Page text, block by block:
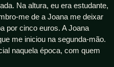
Na altura, eu era estudante,
me de a Joana me deixar
por cinco euros. A Joana
me iniciou na segunda-mão.
naquela época, com quem